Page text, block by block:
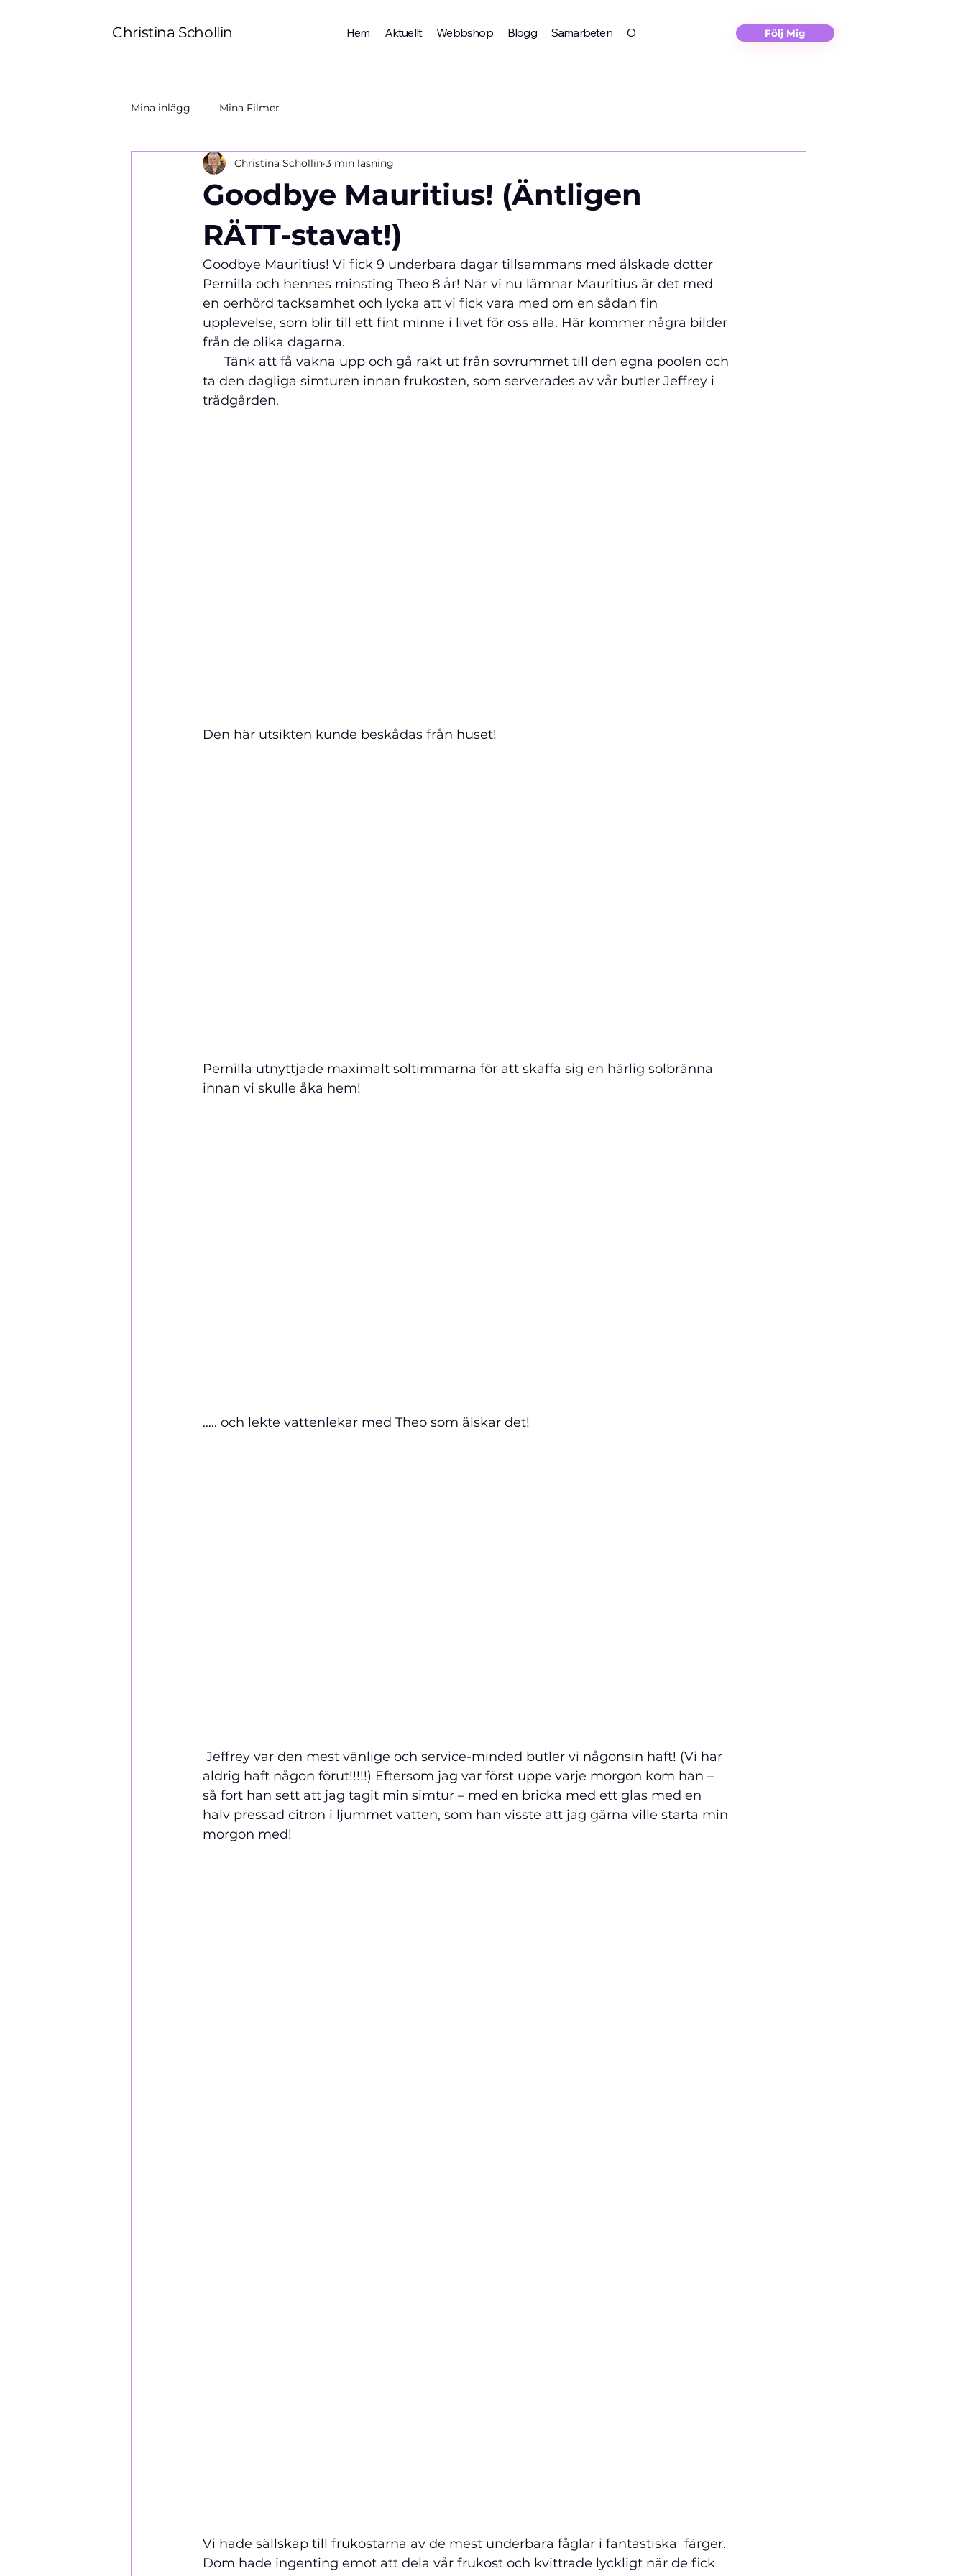
Christina Schollin Hem Aktuellt Webbshop Blogg Samarbeten Om Christina Kontakt Följ Mig
Mina inlägg Mina Filmer
Goodbye Mauritius! (Äntligen
RÄTT-stavat!)
Christina Schollin 3 min läsning
Goodbye Mauritius! Vi fick 9 underbara dagar tillsammans med älskade dotter
Pernilla och hennes minsting Theo 8 år! När vi nu lämnar Mauritius är det med
en oerhörd tacksamhet och lycka att vi fick vara med om en sådan fin
upplevelse, som blir till ett fint minne i livet för oss alla. Här kommer några bilder
från de olika dagarna.
Tänk att få vakna upp och gå rakt ut från sovrummet till den egna poolen och
ta den dagliga simturen innan frukosten, som serverades av vår butler Jeffrey i
trädgården.
Den här utsikten kunde beskådas från huset!
Pernilla utnyttjade maximalt soltimmarna för att skaffa sig en härlig solbränna
innan vi skulle åka hem!
….. och lekte vattenlekar med Theo som älskar det!
aldrig haft någon förut!!!!!) Eftersom jag var först uppe varje morgon kom han –
så fort han sett att jag tagit min simtur – med en bricka med ett glas med en
halv pressad citron i ljummet vatten, som han visste att jag gärna ville starta min
morgon med!
Vi hade sällskap till frukostarna av de mest underbara fåglar i fantastiska  färger.
Dom hade ingenting emot att dela vår frukost och kvittrade lyckligt när de fick